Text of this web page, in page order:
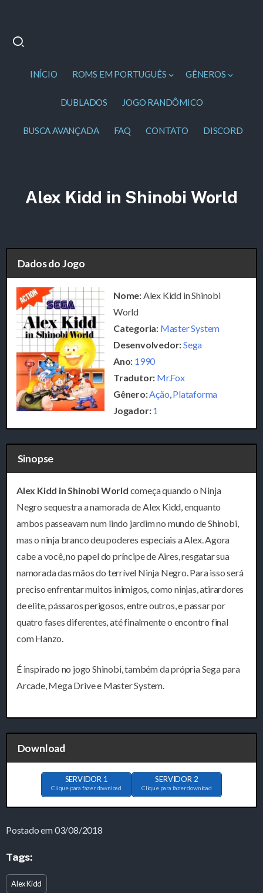
INÍCIO ROMS EM PORTUGUÊS GÊNEROS
DUBLADOS JOGO RANDÔMICO
BUSCA AVANÇADA FAQ CONTATO DISCORD
Alex Kidd in Shinobi World
Dados do Jogo
Nome: Alex Kidd in Shinobi
World
Categoria: Master System
Desenvolvedor:Sega
Ano: 1990
Tradutor: Mr.Fox
Gênero:Ação Plataforma
Jogador:1
Sinopse
Alex Kidd in Shinobi World começa quando o Ninja
Negro sequestra a namorada de Alex Kidd, enquanto
ambos passeavam num lindo jardim no mundo de Shinobi,
mas o ninja branco deu poderes especiais a Alex. Agora
cabe a você, no papel do príncipe de Aires, resgatar sua
namorada das mãos do terrível Ninja Negro. Para isso será
preciso enfrentar muitos inimigos, como ninjas, atirardores
de elite, pássaros perigosos, entre outros, e passar por
quatro fases diferentes, até finalmente o encontro final
com Hanzo.
É inspirado no jogo Shinobi, também da própria Sega para
Arcade, Mega Drive e Master System.
Download
SERVIDOR 1
Clique para fazer download
SERVIDOR 2
Clique para fazer download
Postado em 03/08/2018
Tags:
Alex Kidd